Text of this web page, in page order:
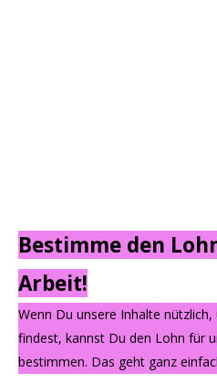
Bestimme den
Arbeit!
Wenn Du unsere Inhalte
findest, kannst Du den Lohn für
bestimmen. Das geht ganz